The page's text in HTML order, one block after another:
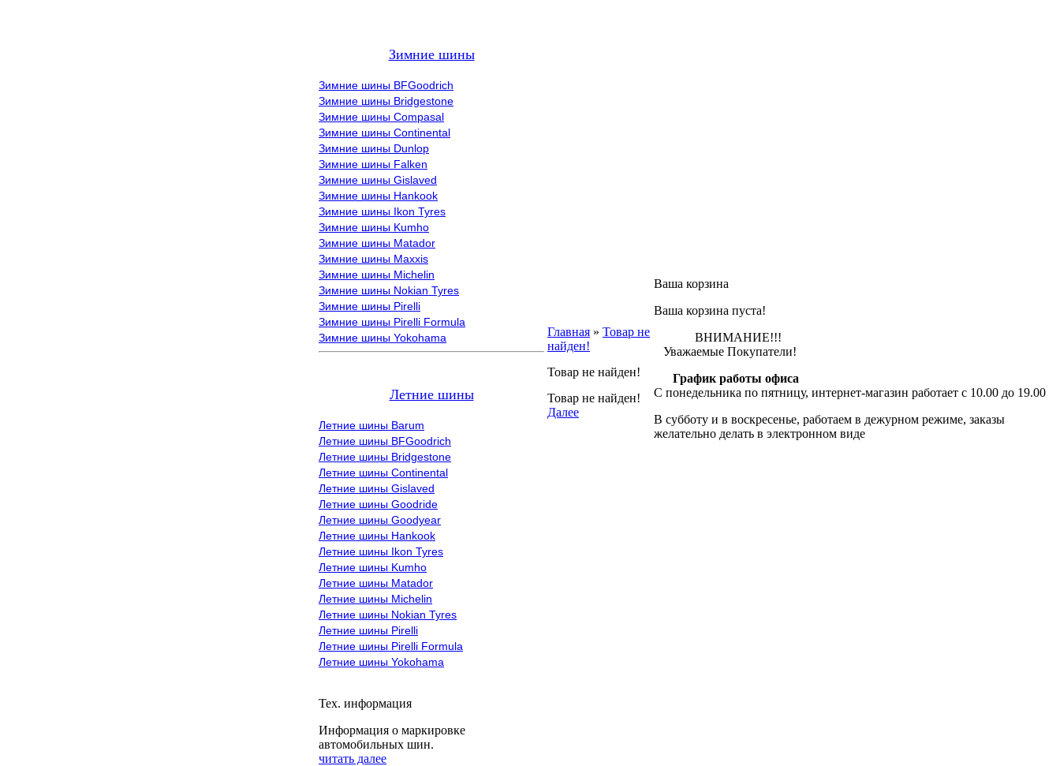
Зимние шины
Зимние шины BFGoodrich
Зимние шины Bridgestone
Зимние шины Compasal
Зимние шины Continental
Зимние шины Dunlop
Зимние шины Falken
Зимние шины Gislaved
Зимние шины Hankook
Зимние шины Ikon Tyres
Зимние шины Kumho
Зимние шины Matador
Зимние шины Maxxis
Зимние шины Michelin
Зимние шины Nokian Tyres
Зимние шины Pirelli
Зимние шины Pirelli Formula
Зимние шины Yokohama
Летние шины
Летние шины Barum
Летние шины BFGoodrich
Летние шины Bridgestone
Летние шины Continental
Летние шины Gislaved
Летние шины Goodride
Летние шины Goodyear
Летние шины Hankook
Летние шины Ikon Tyres
Летние шины Kumho
Летние шины Matador
Летние шины Michelin
Летние шины Nokian Tyres
Летние шины Pirelli
Летние шины Pirelli Formula
Летние шины Yokohama
Тех. информация
Информация о маркировке
автомобильных шин.
читать далее
Главная » Товар не
найден!
Товар не найден!
Товар не найден!
Далее
Ваша корзина
Ваша корзина пуста!
ВНИМАНИЕ!!!
Уважаемые Покупатели!
График работы офиса
С понедельника по пятницу, интернет-магазин работает с 10.00 до 19.00
В субботу и в воскресенье, работаем в дежурном режиме, заказы
желательно делать в электронном виде